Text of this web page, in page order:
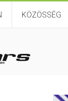
KÖZÖSSÉG